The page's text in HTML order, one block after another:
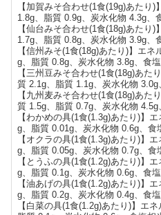
【加賀みそ合わせ(1食(19g)あたり
1.8g、脂質 0.9g、炭水化物 4.3g、
【仙台みそ合わせ(1食(18g)あたり
1.7g、脂質 0.8g、炭水化物 3.9g、
【信州みそ(1食(18g)あたり)】エ
g、脂質 0.8g、炭水化物 3.8g、食
【三州豆みそ合わせ(1食(18g)あた
質 2.1g、脂質 1.1g、炭水化物
【九州麦みそ合わせ(1食(18g)あた
質 1.5g、脂質 0.7g、炭水化物
【わかめの具(1食(1.3g)あたり)】
g、脂質 0.01g、炭水化物 0.6g、食
【オクラの具(1食(1.3g)あたり)】
g、脂質 0.05g、炭水化物 0.7g、食
【とうふの具(1食(1.2g)あたり)】
g、脂質 0.1g、炭水化物 0.6g、食
【油あげの具(1食(1.2g)あたり)】
g、脂質 0.2g、炭水化物 0.4g、食
【白菜の具(1食(1.2g)あたり)】エ